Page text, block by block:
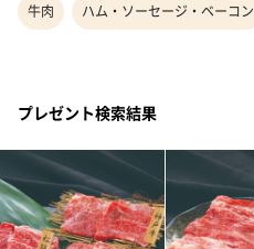
牛肉 ハム・ソーセージ・ベーコン
プレゼント検索結果